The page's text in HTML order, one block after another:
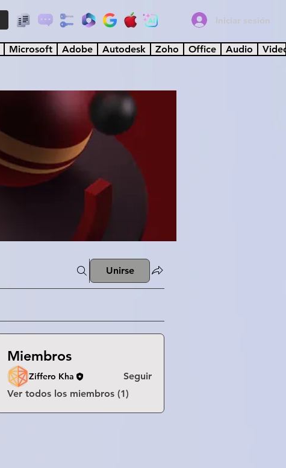
Iniciar sesión
Unirse
Miembros
Ziffero Kha
Seguir
Ver todos los miembros (1)
Microsoft Adobe Autodesk Zoho Office Audio